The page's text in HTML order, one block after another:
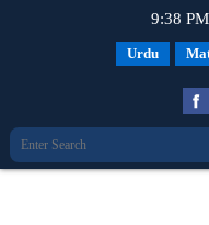
9:38
Urdu